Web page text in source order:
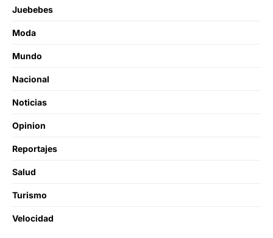
Juebebes
Moda
Mundo
Nacional
Noticias
Opinion
Reportajes
Salud
Turismo
Velocidad